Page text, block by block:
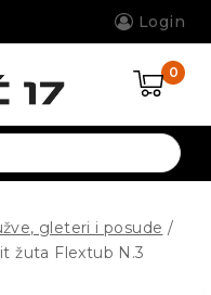
Login
0
gleteri i posude /
žuta Flextub N.3